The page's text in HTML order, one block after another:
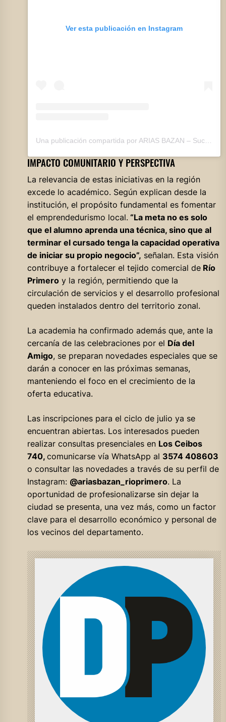
Ver esta publicación en Instagram
Una publicación compartida por ARIAS BAZAN – Suc. Río Primero (@ariasbazan_rioprimero)
IMPACTO COMUNITARIO Y PERSPECTIVA
La relevancia de estas iniciativas en la región
excede lo académico. Según explican desde la
institución, el propósito fundamental es fomentar
el emprendedurismo local. “La meta no es solo
que el alumno aprenda una técnica, sino que al
terminar el cursado tenga la capacidad operativa
de iniciar su propio negocio”, señalan. Esta visión
contribuye a fortalecer el tejido comercial deRío
Primeroy la región, permitiendo que la
circulación de servicios y el desarrollo profesional
queden instalados dentro del territorio zonal.
La academia ha confirmado además que, ante la
cercanía de las celebraciones por el Día del
Amigo, se preparan novedades especiales que se
darán a conocer en las próximas semanas,
manteniendo el foco en el crecimiento de la
oferta educativa.
Las inscripciones para el ciclo de julio ya se
encuentran abiertas. Los interesados pueden
realizar consultas presenciales en Los Ceibos
740, comunicarse vía WhatsApp al 3574 408603
o consultar las novedades a través de su perfil de
Instagram: @ariasbazan_rioprimero. La
oportunidad de profesionalizarse sin dejar la
ciudad se presenta, una vez más, como un factor
clave para el desarrollo económico y personal de
los vecinos del departamento.